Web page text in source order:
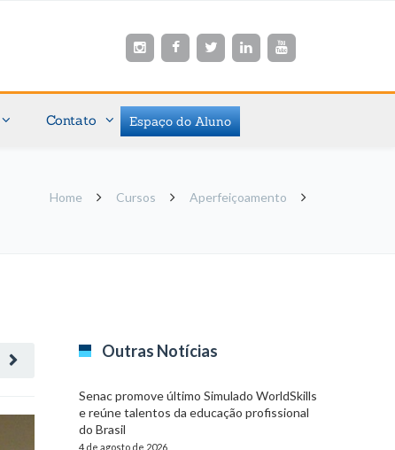
Contato Espaço do Aluno
Home Cursos Aperfeiçoamento
Outras Notícias
Senac promove último Simulado WorldSkills
e reúne talentos da educação profissional
do Brasil
4 de agosto de 2026